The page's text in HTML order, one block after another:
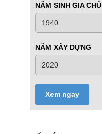
NĂM SINH GIA CHỦ
NĂM XÂY DỰNG
Xem ngay